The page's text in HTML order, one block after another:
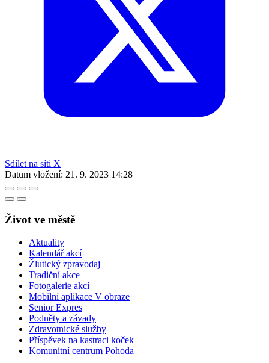
Sdílet na síti X
Datum vložení: 21. 9. 2023 14:28
Život ve městě
Aktuality
Kalendář akcí
Žlutický zpravodaj
Tradiční akce
Fotogalerie akcí
Mobilní aplikace V obraze
Senior Expres
Podněty a závady
Zdravotnické služby
Příspěvek na kastraci koček
Komunitní centrum Pohoda